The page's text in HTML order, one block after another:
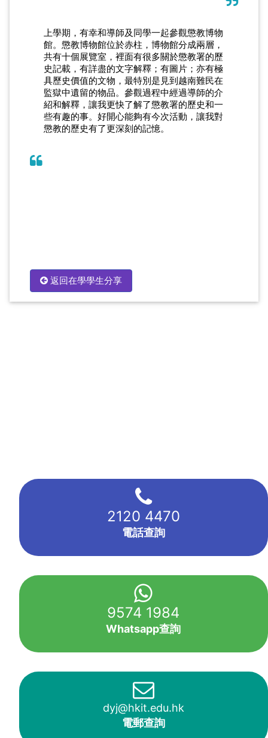
上學期，有幸和導師及同學一起參觀懲教博物
館。懲教博物館位於赤柱，博物館分成兩層，
共有十個展覽室，裡面有很多關於懲教署的歷
史記載，有詳盡的文字解釋；有圖片；亦有極
具歷史價值的文物，最特別是見到越南難民在
監獄中遺留的物品。參觀過程中經過導師的介
紹和解釋，讓我更快了解了懲教署的歷史和一
些有趣的事。好開心能夠有今次活動，讓我對
懲教的歷史有了更深刻的記憶。
返回在學學生分享
2120 4470
電話查詢
9574 1984
Whatsapp查詢
dyj@hkit.edu.hk
電郵查詢